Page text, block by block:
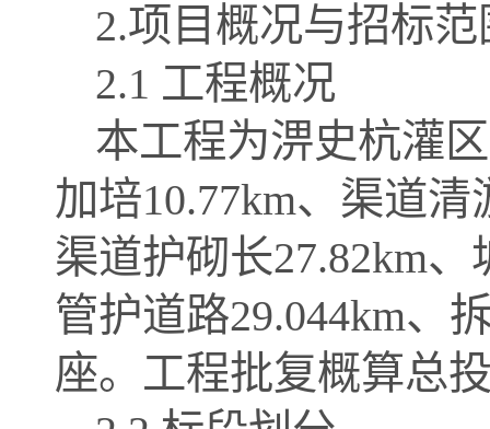
2.项目概况与招标范
2.1 工程概况
本工程为淠史杭灌
加培10.77km、渠道
渠道护砌长27.82km
管护道路29.044km、
座。工程批复概算总